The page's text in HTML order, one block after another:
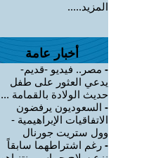
المزيد.....
أخبار عامة
- مصر.. فيديو -قديم-
يدعي العثور على طفل
حديث الولادة بالقمامة ...
- السعوديون يرفضون
الاتفاقيات الإبراهيمية -
وول ستريت جورنال
- رغم اشتراطهما سابقاً